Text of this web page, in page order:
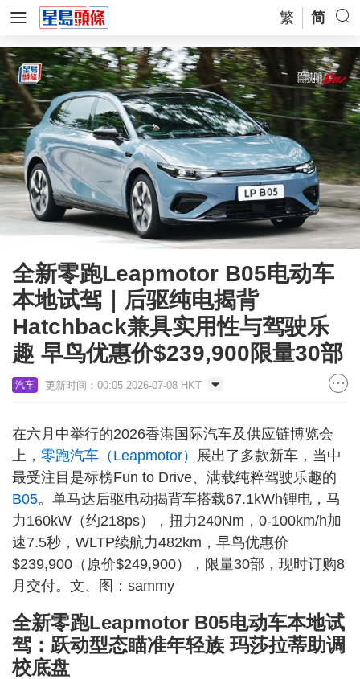
繁 简
全新零跑Leapmotor B05电动车
本地试驾｜后驱纯电揭背
Hatchback兼具实用性与驾驶乐
趣 早鸟优惠价$239,900限量30部
汽车 更新时间：00:05 2026-07-08 HKT
在六月中举行的2026香港国际汽车及供应链博览会
上， 零跑汽车（Leapmotor） 展出了多款新车，当中
最受注目是标榜Fun to Drive、满载纯粹驾驶乐趣的
B05。单马达后驱电动揭背车搭载67.1kWh锂电，马
力160kW（约218ps），扭力240Nm，0-100km/h加
速7.5秒，WLTP续航力482km，早鸟优惠价
$239,900（原价$249,900），限量30部，现时订购8
月交付。文、图：sammy
全新零跑Leapmotor B05电动车本地试
驾：跃动型态瞄准年轻族 玛莎拉蒂助调
校底盘